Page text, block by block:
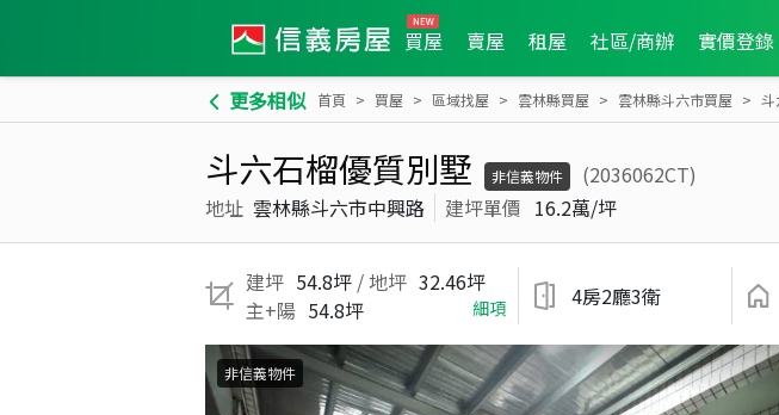
買屋 賣屋 租屋 社區/商辦 實價登錄
更多相似 首頁 買屋 區域找屋 雲林縣買屋 雲林縣斗六市買屋 斗
斗六石榴優質別墅 非信義物件
(2036062CT)
地址 雲林縣斗六市中興路 建坪單價 16.2萬/坪
建坪 54.8坪 / 地坪 32.46坪
主+陽 54.8坪 細項 4房2廳3衛
非信義物件